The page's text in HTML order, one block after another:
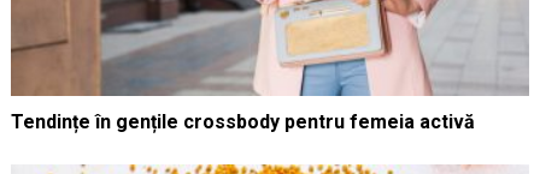
Tendințe în gențile crossbody pentru femeia activă